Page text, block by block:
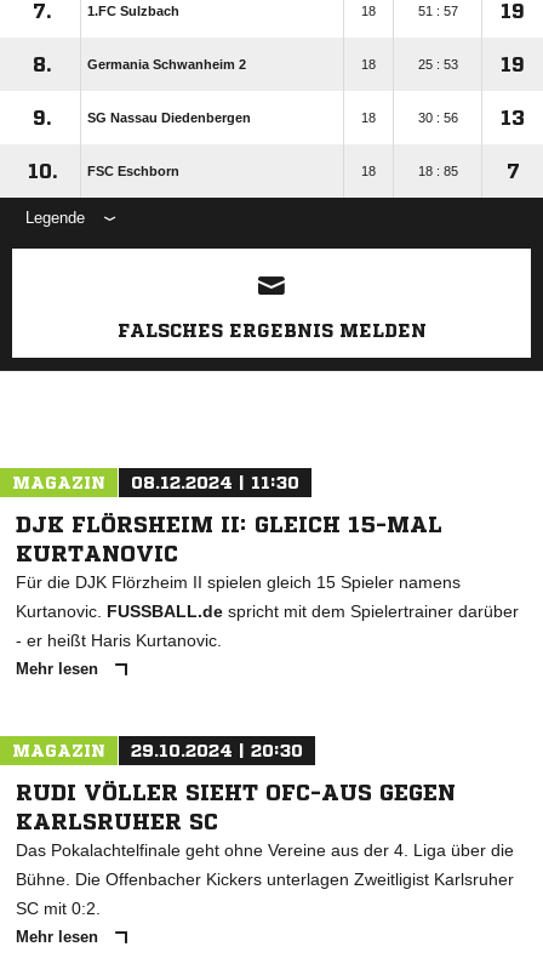
7. 1.FC Sulzbach 18 51 : 57 19
8. Germania Schwanheim 2 18 25 : 53 19
9. SG Nassau Diedenbergen 18 30 : 56 13
10. FSC Eschborn 18 18 : 85 7
Legende
ANZEIGE
FALSCHES ERGEBNIS MELDEN
MAGAZIN 08.12.2024 | 11:30
DJK FLÖRSHEIM II: GLEICH 15-MAL
KURTANOVIC
Für die DJK Flörzheim II spielen gleich 15 Spieler namens
Kurtanovic. FUSSBALL.de spricht mit dem Spielertrainer darüber
- er heißt Haris Kurtanovic.
Mehr lesen
MAGAZIN 29.10.2024 | 20:30
RUDI VÖLLER SIEHT OFC-AUS GEGEN
KARLSRUHER SC
Das Pokalachtelfinale geht ohne Vereine aus der 4. Liga über die
Bühne. Die Offenbacher Kickers unterlagen Zweitligist Karlsruher
SC mit 0:2.
Mehr lesen